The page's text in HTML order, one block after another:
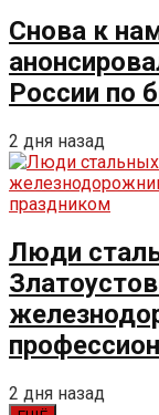
Снова к
России по
2 дня назад
Люди
2 дня назад